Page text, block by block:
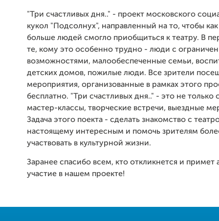
"Три счастливых дня.." - проект московского
кукол "Подсолнух", направленный на то, чтобы
больше людей смогло приобщиться к театру. В
те, кому это особенно трудно - люди с
возможностями, малообеспеченные семьи,
детских домов, пожилые люди. Все зрители
мероприятия, организованные в рамках этого
бесплатно. "Три счастливых дня.." - это не только
мастер-классы, творческие встречи, выездные
Задача этого поекта - сделать знакомство с
настоящему интересным и помочь зрителям
участвовать в культурной жизни.
Заранее спасибо всем, кто откликнется и примет
участие в нашем проекте!